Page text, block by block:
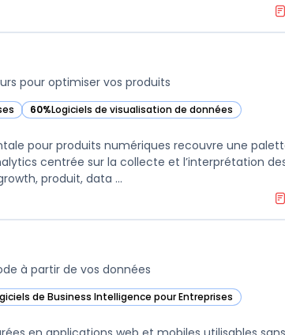
pour optimiser vos produits
60%Logiciels de visualisation de données
— voir Amplitude dans cette catégorie
pour produits numériques recouvre une
centrée sur la collecte et l’interprétation
produit, data ...
à partir de vos données
de Business Intelligence pour Entreprises
dans cette catégorie